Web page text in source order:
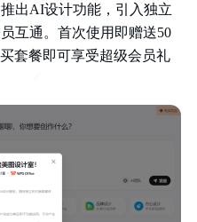
出AI设计功能，引入独立
互通。首次使用即赠送50
套餐即可享受超级会员礼